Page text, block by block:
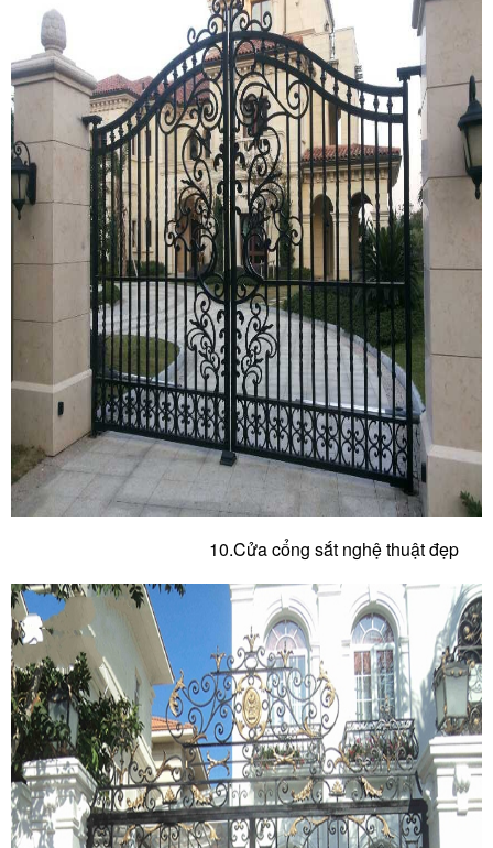
10.Cửa cổng sắt nghệ thuật đẹp